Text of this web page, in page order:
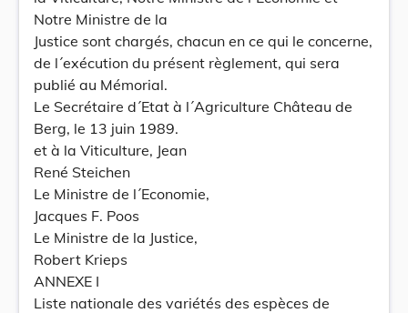
Notre Ministre de la
Justice sont chargés, chacun en ce qui le concerne,
de l´exécution du présent règlement, qui sera
publié au Mémorial.
Le Secrétaire d´Etat à l´Agriculture Château de
Berg, le 13 juin 1989.
et à la Viticulture, Jean
René Steichen
Le Ministre de l´Economie,
Jacques F. Poos
Le Ministre de la Justice,
Robert Krieps
ANNEXE I
Liste nationale des variétés des espèces de